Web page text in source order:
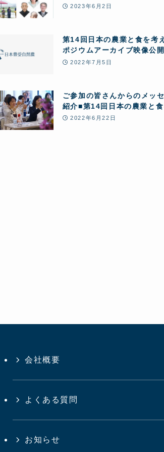
プ シンポジウム「今、食が
2023年6月2日
第14回日本の農業と食を考
ポジウムアーカイブ映像公
2022年7月5日
ご参加の皆さんからのメッ
紹介■第14回日本の農業と食
るシンポジウム
2022年6月22日
会社概要
よくある質問
お知らせ